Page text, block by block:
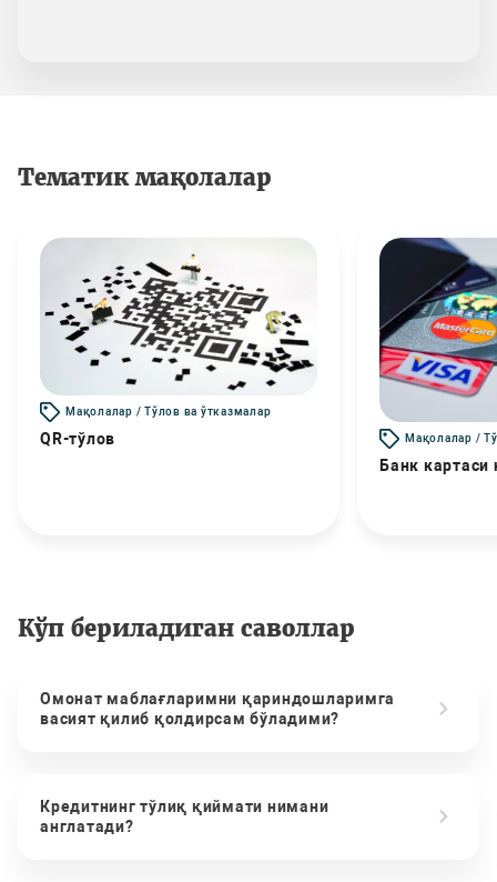
Тематик мақолалар
Мақолалар / Тўлов ва ўтказмалар
QR-тўлов Мақолалар /
Банк картаси
Кўп бериладиган саволлар
Омонат маблағларимни қариндошларимга
васият қилиб қолдирсам бўладими?
Кредитнинг тўлиқ қиймати нимани
англатади?